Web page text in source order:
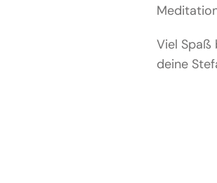
Viel Spaß
deine